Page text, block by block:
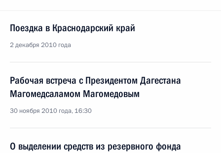
Поездка в Краснодарский край
2 декабря 2010 года
Рабочая встреча с Президентом Дагестана
Магомедсаламом Магомедовым
30 ноября 2010 года, 16:30
О выделении средств из резервного фонда